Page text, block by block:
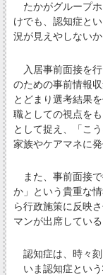
たかがグループホ
けでも、認知症と
況が見えやしないか
入居事前面接を行
のための事前情報
とどまり選考結果
職としての視点を
として捉え、「こ
家族やケアマネに
また、事前面接で
か」という貴重な
ら行政施策に反映
マンが出席してい
認知症は、時々刻
いま認知症という